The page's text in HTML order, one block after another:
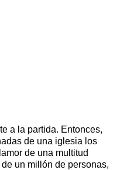
a la partida. Entonces,
de una iglesia los
de una multitud
un millón de personas,